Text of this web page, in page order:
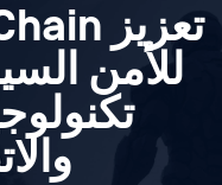
للأمن